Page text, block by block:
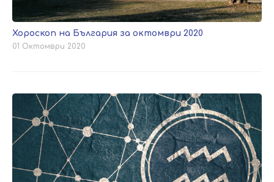
Хороскоп на България за октомври 2020
01 Октомври 2020